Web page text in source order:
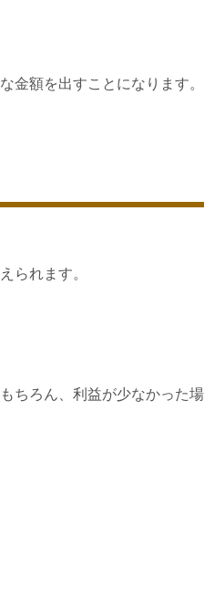
金額を出すことになります。
られます。
ろん、利益が少なかった